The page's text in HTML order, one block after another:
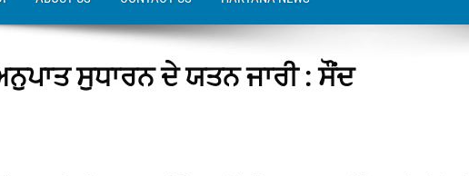
ਸੁਧਾਰਨ ਦੇ ਯਤਨ ਜਾਰੀ : ਸੌਂਦ